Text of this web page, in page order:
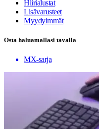
Hiirialustat
Lisävarusteet
Myydyimmät
Osta haluamallasi tavalla
MX-sarja